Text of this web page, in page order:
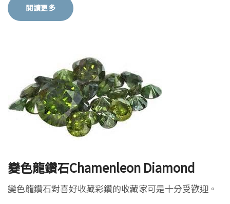
閱讀更多
變色龍鑽石Chamenleon Diamond
變色龍鑽石對喜好收藏彩鑽的收藏家可是十分受歡迎。